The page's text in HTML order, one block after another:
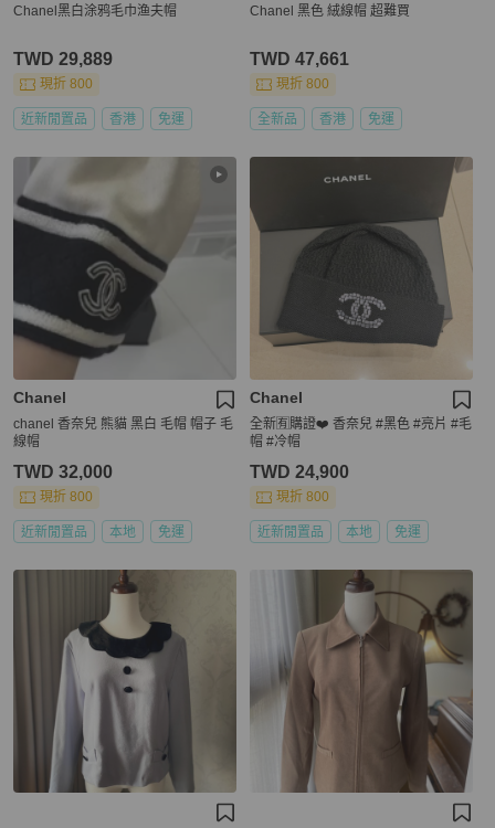
Chanel黑白涂鸦毛巾渔夫帽
TWD 29,889
現折 800
近新閒置品 香港 免運
Chanel 黑色 絨線帽 超難買
TWD 47,661
現折 800
全新品 香港 免運
Chanel
chanel 香奈兒 熊貓 黑白 毛帽 帽子 毛
線帽
TWD 32,000
現折 800
近新閒置品 本地 免運
Chanel
全新🈶購證❤️ 香奈兒 #黑色 #亮片 #毛
帽 #冷帽
TWD 24,900
現折 800
近新閒置品 本地 免運